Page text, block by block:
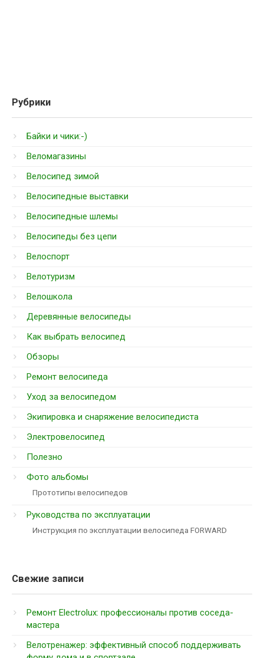
Рубрики
Байки и чики:-)
Веломагазины
Велосипед зимой
Велосипедные выставки
Велосипедные шлемы
Велосипеды без цепи
Велоспорт
Велотуризм
Велошкола
Деревянные велосипеды
Как выбрать велосипед
Обзоры
Ремонт велосипеда
Уход за велосипедом
Экипировка и снаряжение велосипедиста
Электровелосипед
Полезно
Фото альбомы
Прототипы велосипедов
Руководства по эксплуатации
Инструкция по эксплуатации велосипеда FORWARD
Свежие записи
Ремонт Electrolux: профессионалы против соседа-
мастера
Велотренажер: эффективный способ поддерживать